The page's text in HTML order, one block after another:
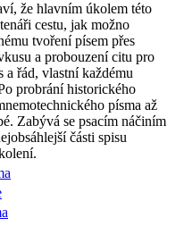
že hlavním úkolem této
cestu, jak možno
tvoření písem přes
a probouzení citu pro
a řád, vlastní každému
probrání historického
písma až
Zabývá se psacím náčiním
části spisu